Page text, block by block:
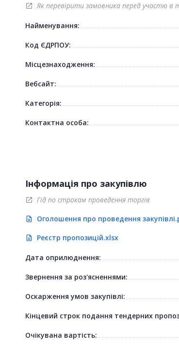
open_in_new Як перевірити замовника перед участю в
Найменування:
Код ЄДРПОУ:
Місцезнаходження:
Вебсайт:
Категорія:
Контактна особа:
Інформація про закупівлю
open_in_new Гід по строкам проведення торгів
description Оголошення про проведення
description Реєстр пропозицій.xlsx
Дата оприлюднення:
Звернення за роз'ясненнями:
Оскарження умов закупівлі:
Кінцевий строк подання тендерних
Очікувана вартість: